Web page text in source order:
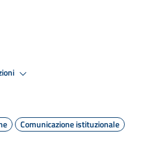
Comunicazione istituzionale